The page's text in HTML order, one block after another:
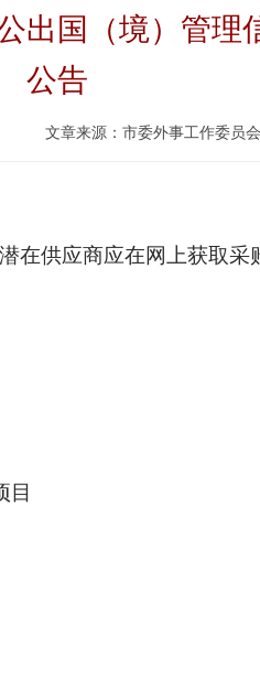
出国（境）管理
公告
文章来源：市委外事工作委员
在供应商应在网上获取
目